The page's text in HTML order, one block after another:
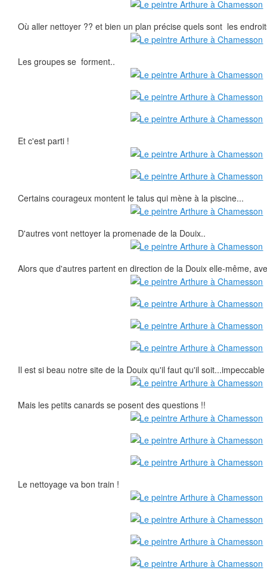
Où aller nettoyer ?? et bien un plan précise quels sont les
Les groupes se forment..
Et c'est parti !
Certains courageux montent le talus qui mène à la piscine...
D'autres vont nettoyer la promenade de la Douix..
Alors que d'autres partent en direction de la Douix elle-même,
Il est si beau notre site de la Douix qu'il faut qu'il soit...impeccable
Mais les petits canards se posent des questions !!
Le nettoyage va bon train !